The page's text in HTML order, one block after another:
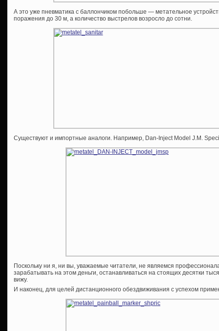
А это уже пневматика с баллончиком побольше — метательное
поражения до 30 м, а количество выстрелов возросло до сотни.
Существуют и импортные аналоги. Например, Dan-Inject Model J.M.
Поскольку ни я, ни вы, уважаемые читатели, не являемся
зарабатывать на этом деньги, останавливаться на стоящих десятки
вижу.
И наконец, для целей дистанционного обездвиживания с успехом